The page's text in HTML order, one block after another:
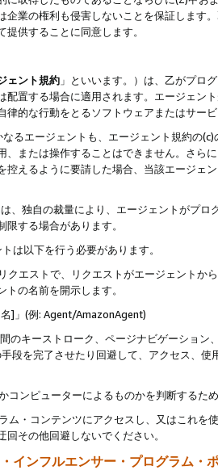
企業の権利も侵害しないことを保証します
供することに同意します。
ェント規約 」といいます。）は、乙がプロ
配置する場合に適用されます。エージェン
律的な行動をとるソフトウェアまたはサー
るエージェントも、エージェント規約の
、または操作することはできません。さら
控えるように要請した場合、当該エージェ
、独自の裁量により、エージェントがプ
する場合があります。
は以下を行う必要があります。
クエストで、リクエストがエージェントか
の名前を開示します。
]」(例: Agent/AmazonAgent)
のキーストローク、ページナビゲーショ
段を完了させたり回避して、アクセス、
コンピューターによるものかを判断するた
ム・コンテンツにアクセスし、又はこれ
回その他回避しないでください。
インフルエンサー・プログラム・